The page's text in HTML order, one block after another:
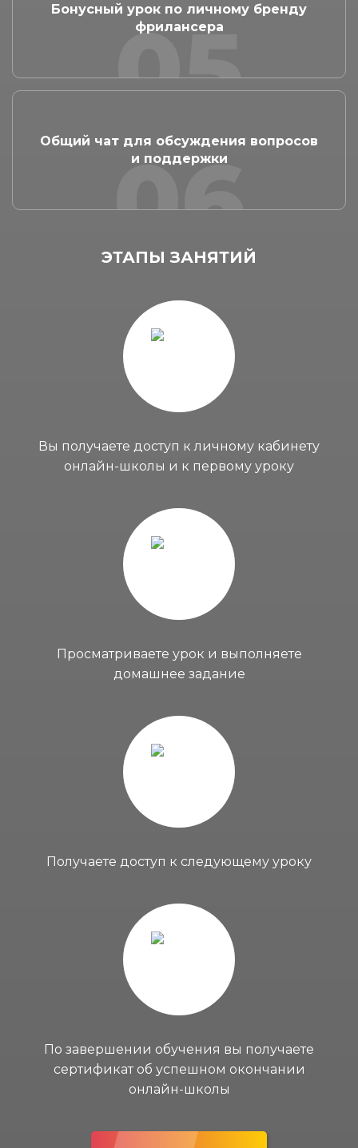
05
Бонусный урок по личному бренду
фрилансера
06
Общий чат для обсуждения вопросов
и поддержки
ЭТАПЫ ЗАНЯТИЙ
Вы получаете доступ к личному кабинету
онлайн-школы и к первому уроку
Просматриваете урок и выполняете
домашнее задание
Получаете доступ к следующему уроку
По завершении обучения вы получаете
сертификат об успешном окончании
онлайн-школы